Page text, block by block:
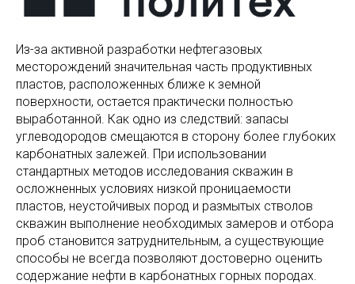
Из-за активной разработки нефтегазовых
месторождений значительная часть продуктивных
пластов, расположенных ближе к земной
поверхности, остается практически полностью
выработанной. Как одно из следствий: запасы
углеводородов смещаются в сторону более глубоких
карбонатных залежей. При использовании
стандартных методов исследования скважин в
осложненных условиях низкой проницаемости
пластов, неустойчивых пород и размытых стволов
скважин выполнение необходимых замеров и отбора
проб становится затруднительным, а существующие
способы не всегда позволяют достоверно оценить
содержание нефти в карбонатных горных породах.